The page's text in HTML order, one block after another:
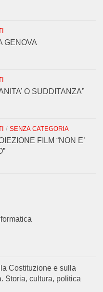
GENOVA
O SUDDITANZA”
/ SENZA CATEGORIA
FILM “NON E’
Costituzione e sulla
Storia, cultura, politica